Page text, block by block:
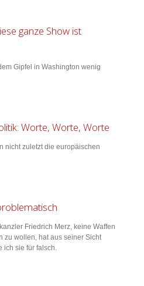
ganze Show ist
Gipfel in Washington wenig
Worte, Worte, Worte
nicht zuletzt die europäischen
Friedrich Merz, keine Waffen
zu wollen, hat aus seiner Sicht
ich sie für falsch.